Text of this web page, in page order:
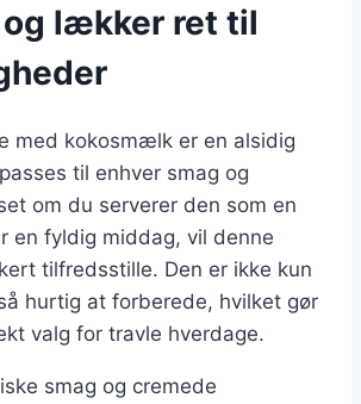
og lækker ret til
med kokosmælk er en alsidig
til enhver smag og
om du serverer den som en
en fyldig middag, vil denne
tilfredsstille. Den er ikke kun
hurtig at forberede, hvilket gør
valg for travle hverdage.
smag og cremede